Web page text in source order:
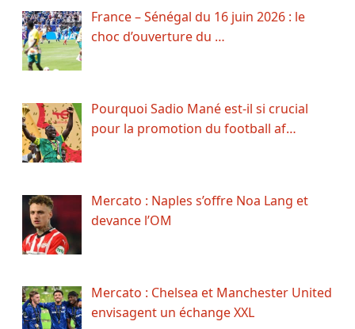
France – Sénégal du 16 juin 2026 : le
choc d’ouverture du …
Pourquoi Sadio Mané est-il si crucial
pour la promotion du football af…
Mercato : Naples s’offre Noa Lang et
devance l’OM
Mercato : Chelsea et Manchester United
envisagent un échange XXL